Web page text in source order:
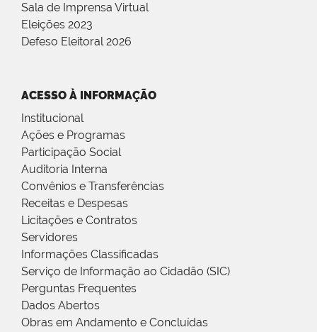
Sala de Imprensa Virtual
Eleições 2023
Defeso Eleitoral 2026
ACESSO À INFORMAÇÃO
Institucional
Ações e Programas
Participação Social
Auditoria Interna
Convênios e Transferências
Receitas e Despesas
Licitações e Contratos
Servidores
Informações Classificadas
Serviço de Informação ao Cidadão (SIC)
Perguntas Frequentes
Dados Abertos
Obras em Andamento e Concluídas